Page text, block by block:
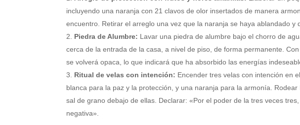
incluyendo una naranja con 21 clavos de olor insertados de manera
encuentro. Retirar el arreglo una vez que la naranja se haya ablandado y
Piedra de Alumbre: Lavar una piedra de alumbre bajo el chorro de
cerca de la entrada de la casa, a nivel de piso, de forma permanente.
se volverá opaca, lo que indicará que ha absorbido las energías
Ritual de velas con intención: Encender tres velas con intención en
blanca para la paz y la protección, y una naranja para la armonía.
sal de grano debajo de ellas. Declarar: «Por el poder de la tres veces
negativa».